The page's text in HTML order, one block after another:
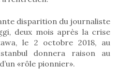
disparition du journaliste
deux mois après la crise
le 2 octobre 2018, au
donnera raison au
«rôle pionnier».